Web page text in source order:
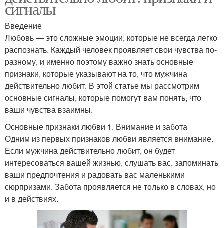
сигналы
Введение
Любовь — это сложные эмоции, которые не всегда легко
распознать. Каждый человек проявляет свои чувства по-
разному, и именно поэтому важно знать основные
признаки, которые указывают на то, что мужчина
действительно любит. В этой статье мы рассмотрим
основные сигналы, которые помогут вам понять, что
ваши чувства взаимны.
Основные признаки любви 1. Внимание и забота
Одним из первых признаков любви является внимание.
Если мужчина действительно любит, он будет
интересоваться вашей жизнью, слушать вас, запоминать
ваши предпочтения и радовать вас маленькими
сюрпризами. Забота проявляется не только в словах, но
и в действиях.